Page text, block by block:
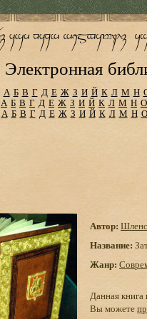
Электронная
А Б В Г Д Е Ж З И Й К Л М Н
А Б В Г Д Е Ж З И Й К Л М Н О
А Б В Г Д Е Ж З И Й К Л М Н О
Автор:
Название:
Жанр:
Данная книга
Вы можете